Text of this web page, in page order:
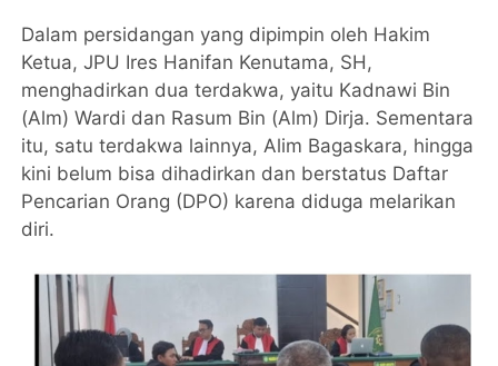
Dalam persidangan yang dipimpin oleh Hakim
Ketua, JPU Ires Hanifan Kenutama, SH,
menghadirkan dua terdakwa, yaitu Kadnawi Bin
(Alm) Wardi dan Rasum Bin (Alm) Dirja. Sementara
itu, satu terdakwa lainnya, Alim Bagaskara, hingga
kini belum bisa dihadirkan dan berstatus Daftar
Pencarian Orang (DPO) karena diduga melarikan
diri.